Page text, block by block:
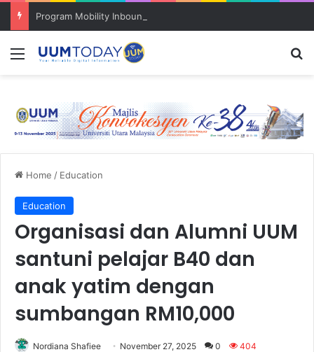
Menu
Home / Education
Education
Organisasi dan Alumni UUM
santuni pelajar B40 dan
anak yatim dengan
sumbangan RM10,000
Nordiana Shafiee November 27, 2025 0 404